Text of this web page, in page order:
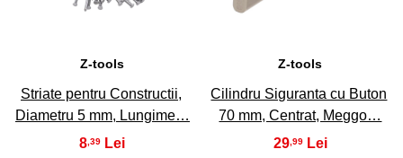
Z-tools
Striate pentru Constructii,
Diametru 5 mm, Lungime…
8 ,39
Z-tools
Cilindru Siguranta cu Buton
70 mm, Centrat, Meggo…
29,99